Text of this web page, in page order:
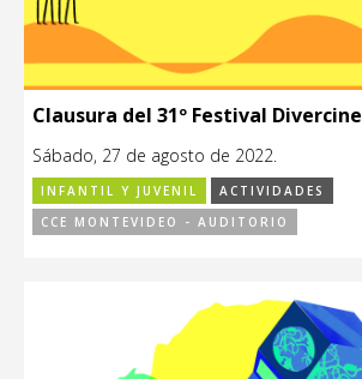
Clausura del 31º Festival Divercine
Sábado, 27 de agosto de 2022.
INFANTIL Y JUVENIL
ACTIVIDADES
CCE MONTEVIDEO - AUDITORIO